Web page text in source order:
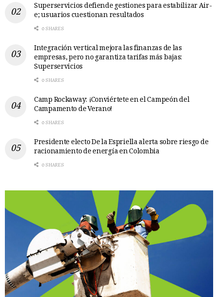
Superservicios defiende gestiones para estabilizar Air-
e; usuarios cuestionan resultados
0 SHARES
Integración vertical mejora las finanzas de las
empresas, pero no garantiza tarifas más bajas:
Superservicios
0 SHARES
Camp Rockaway: ¡Conviértete en el Campeón del
Campamento de Verano!
0 SHARES
Presidente electo De la Espriella alerta sobre riesgo de
racionamiento de energía en Colombia
0 SHARES